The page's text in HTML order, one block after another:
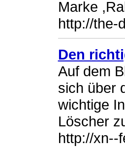
Marke
http://the-
Den
Auf dem
sich über
wichtige
Löscher
http://xn--